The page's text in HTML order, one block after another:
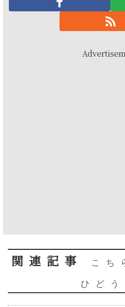
関連記事
こち
ひどう